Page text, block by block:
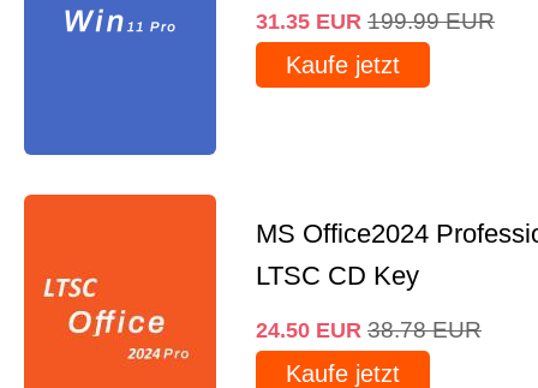
31.35 EUR 199.99 EUR
Kaufe jetzt
MS Office2024
LTSC CD Key
24.50 EUR 38.78 EUR
Kaufe jetzt